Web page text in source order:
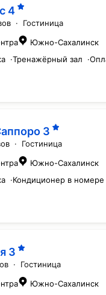
4
· Гостиница
Южно-Сахалинск
·Тренажёрный зал ·
3
· Гостиница
Южно-Сахалинск
·Кондиционер в номере
3
· Гостиница
Южно-Сахалинск